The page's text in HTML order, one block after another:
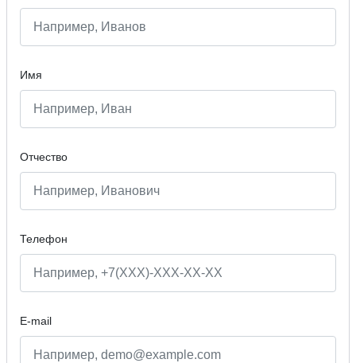
Имя
Отчество
Телефон
E-mail